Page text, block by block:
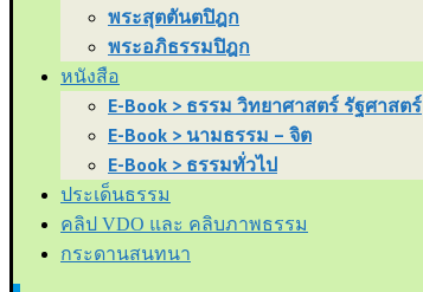
พระสุตตันตปิฎก
พระอภิธรรมปิฎก
หนังสือ
E-Book > ธรรม วิทยาศาสตร์ รัฐศาสตร์
E-Book > นามธรรม – จิต
E-Book > ธรรมทั่วไป
ประเด็นธรรม
คลิป VDO และ คลิบภาพธรรม
กระดานสนทนา